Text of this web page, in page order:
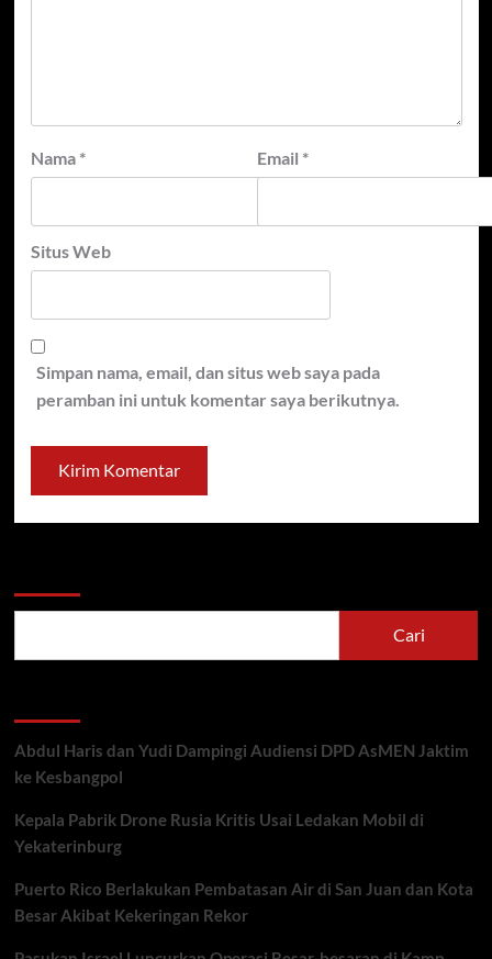
Nama * Email *
Situs Web
Simpan nama, email, dan situs web saya pada
peramban ini untuk komentar saya berikutnya.
Cari
Abdul Haris dan Yudi Dampingi Audiensi DPD AsMEN Jaktim
ke Kesbangpol
Kepala Pabrik Drone Rusia Kritis Usai Ledakan Mobil di
Yekaterinburg
Puerto Rico Berlakukan Pembatasan Air di San Juan dan Kota
Besar Akibat Kekeringan Rekor